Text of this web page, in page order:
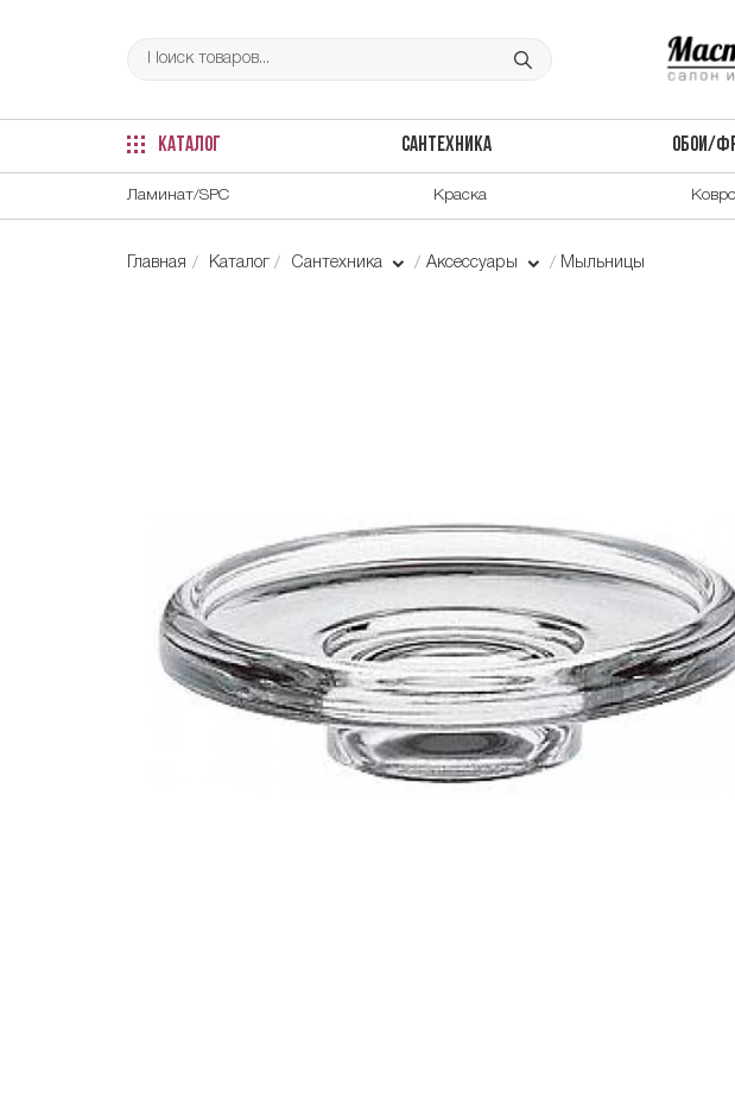
КАТАЛОГ САНТЕХНИКА ОБОИ/
Ламинат/SPC Краска
Главная Каталог Сантехника Аксессуары Мыльницы